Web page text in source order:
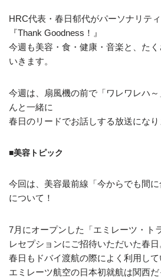
HRC代表・春日郁代がパーソナリテ
『Thank Goodness！』
今週も美容・食・健康・音楽と、た
いきます。
今週は、扇風機の前で「ワレワレハ
んと一緒に
春日のリードでお話しする放送になり
■美容トピック
今回は、美容最前線「今からでも間
について！
7月にオープンした「エミレーツ・ト
レセプションにご招待いただいた春日
春日もドバイ渡航の際によく利用して
エミレーツ航空の日本初就航は関西だ